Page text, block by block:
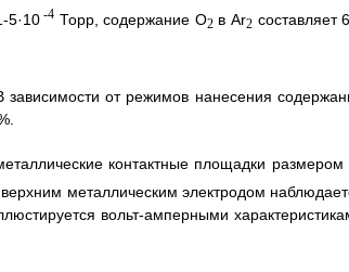
5·10 -4 Торр, содержание O2в Ar2 составляет
от режимов нанесения
контактные площадки размером
металлическим электродом
вольт-амперными